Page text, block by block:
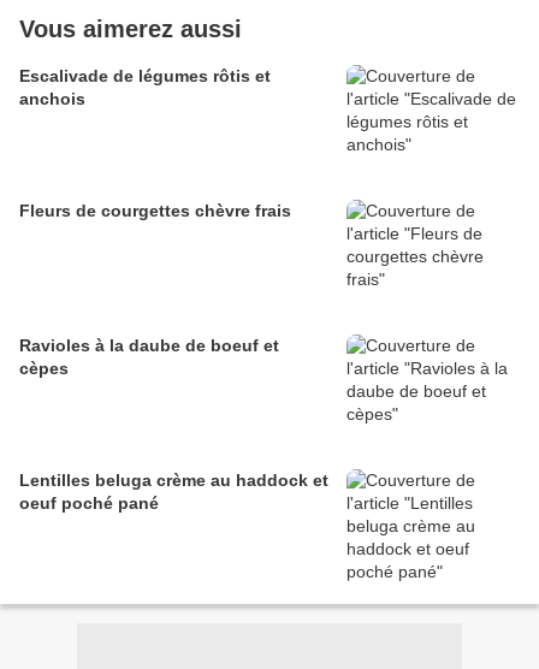
Vous aimerez aussi
Escalivade de légumes rôtis et
anchois
Fleurs de courgettes chèvre frais
Ravioles à la daube de boeuf et
cèpes
Lentilles beluga crème au haddock et
oeuf poché pané